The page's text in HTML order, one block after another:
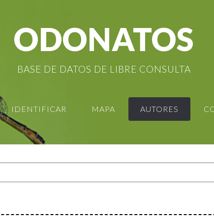
ODONATOS
BASE DE DATOS DE LIBRE CONSULTA
IDENTIFICAR MAPA AUTORES